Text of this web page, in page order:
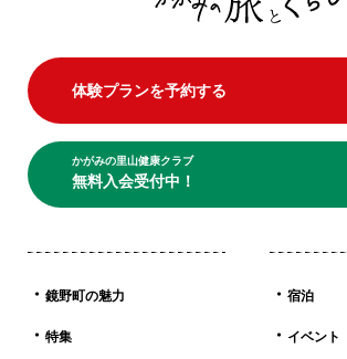
体験プランを予約する
かがみの里山健康クラブ
無料入会受付中！
鏡野町の魅力
特集
宿泊
イベント